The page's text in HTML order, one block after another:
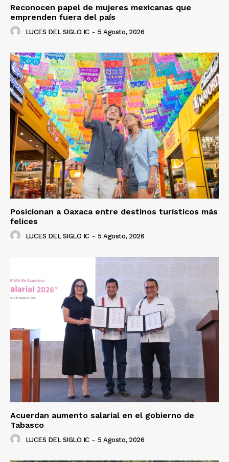
Reconocen papel de mujeres mexicanas que
emprenden fuera del país
LUCES DEL SIGLO IC - 5 Agosto, 2026
Posicionan a Oaxaca entre destinos turísticos más
felices
LUCES DEL SIGLO IC - 5 Agosto, 2026
Acuerdan aumento salarial en el gobierno de
Tabasco
LUCES DEL SIGLO IC - 5 Agosto, 2026